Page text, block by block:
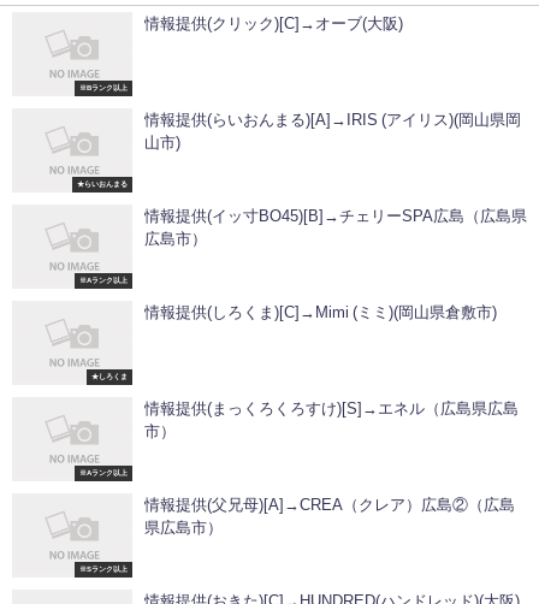
※Bランク以上
情報提供(クリック)[C]→オーブ(大阪)
★らいおんまる
情報提供(らいおんまる)[A]→IRIS (アイリス)(岡山県岡
山市)
※Aランク以上
情報提供(イッ寸BO45)[B]→チェリーSPA広島（広島県
広島市）
★しろくま
情報提供(しろくま)[C]→Mimi (ミミ)(岡山県倉敷市)
※Aランク以上
情報提供(まっくろくろすけ)[S]→エネル（広島県広島
市）
※Sランク以上
情報提供(父兄母)[A]→CREA（クレア）広島②（広島
県広島市）
情報提供(おきた)[C]→HUNDRED(ハンドレッド)(大阪)